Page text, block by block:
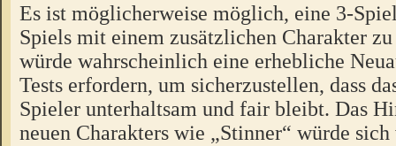
Es ist möglicherweise möglich, eine 3-
Spiels mit einem zusätzlichen Charakter
würde wahrscheinlich eine erhebliche
Tests erfordern, um sicherzustellen, dass
Spieler unterhaltsam und fair bleibt. Das
neuen Charakters wie „Stinner“ würde